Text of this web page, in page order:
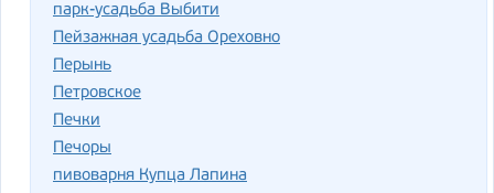
парк-усадьба Выбити
Пейзажная усадьба Ореховно
Перынь
Петровское
Печки
Печоры
пивоварня Купца Лапина